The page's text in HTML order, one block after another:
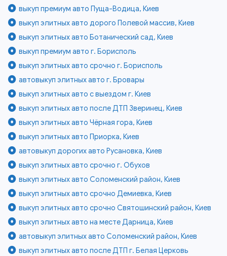
выкуп премиум авто Пуща-Водица, Киев
выкуп элитных авто дорого Полевой массив, Киев
выкуп элитных авто Ботанический сад, Киев
выкуп премиум авто г. Борисполь
выкуп элитных авто срочно г. Борисполь
автовыкуп элитных авто г. Бровары
выкуп элитных авто с выездом г. Киев
выкуп элитных авто после ДТП Зверинец, Киев
выкуп элитных авто Чёрная гора, Киев
выкуп элитных авто Приорка, Киев
автовыкуп дорогих авто Русановка, Киев
выкуп элитных авто срочно г. Обухов
выкуп элитных авто Соломенский район, Киев
выкуп элитных авто срочно Демиевка, Киев
выкуп элитных авто срочно Святошинский район, Киев
выкуп элитных авто на месте Дарница, Киев
автовыкуп элитных авто Соломенский район, Киев
выкуп элитных авто после ДТП г. Белая Церковь